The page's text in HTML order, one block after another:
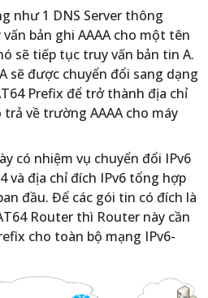
như 1 DNS Server thông
bản ghi AAAA cho một tên
sẽ tiếp tục truy vấn bản tin A.
sẽ được chuyển đổi sang dạng
Prefix để trở thành địa chỉ
về trường AAAA cho máy
có nhiệm vụ chuyển đổi IPv6
và địa chỉ đích IPv6 tổng hợp
đầu. Để các gói tin có đích là
Router thì Router này cần
cho toàn bộ mạng IPv6-